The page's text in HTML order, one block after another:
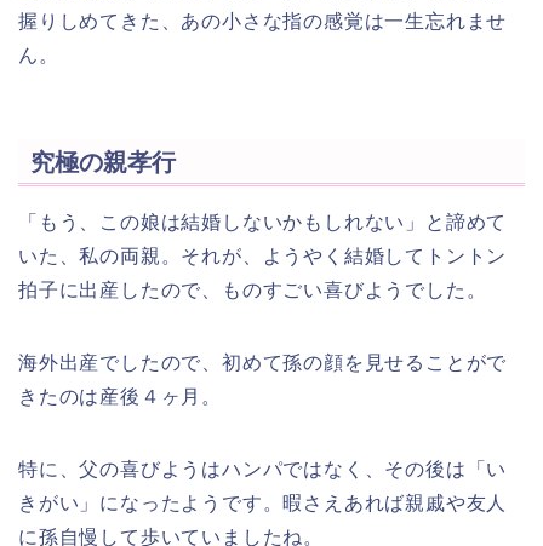
握りしめてきた、あの小さな指の感覚は一生忘れませ
ん。
究極の親孝行
「もう、この娘は結婚しないかもしれない」と諦めて
いた、私の両親。それが、ようやく結婚してトントン
拍子に出産したので、ものすごい喜びようでした。
海外出産でしたので、初めて孫の顔を見せることがで
きたのは産後４ヶ月。
特に、父の喜びようはハンパではなく、その後は「い
きがい」になったようです。暇さえあれば親戚や友人
に孫自慢して歩いていましたね。